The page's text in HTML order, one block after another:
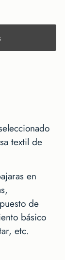
textil de
en
de
básico
etc.